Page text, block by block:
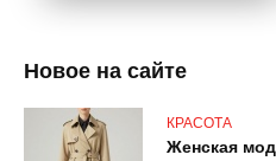
Новое на сайте
КРАСОТА
Женская